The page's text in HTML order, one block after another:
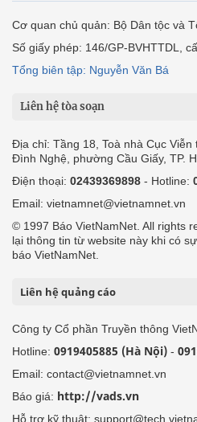
Cơ quan chủ quản: Bộ Dân tộc và
Số giấy phép: 146/GP-BVHTTDL,
Tổng biên tập: Nguyễn Văn Bá
Liên hệ tòa soạn
Địa chỉ: Tầng 18, Toà nhà Cục
Đình Nghệ, phường Cầu Giấy, TP.
Điện thoại: 02439369898 - Hotline:
Email: vietnamnet@vietnamnet.vn
© 1997 Báo VietNamNet. All rights
lại thông tin từ website này khi có
báo VietNamNet.
Liên hệ quảng cáo
Công ty Cổ phần Truyền thông
Hotline: 0919405885 (Hà Nội) -
Email: contact@vietnamnet.vn
Báo giá: http://vads.vn
Hỗ trợ kỹ thuật: